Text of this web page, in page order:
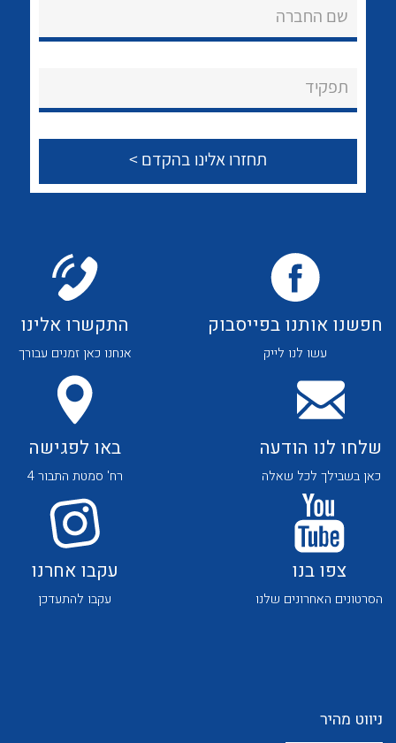
הצוות שלנו
About Ateka Ltd.
לכל מוצרי היצרן
לכל מוצרי היצרן לכל מוצרי היצרן
לכל מוצרי היצרן לכל מוצרי היצרן
לכל מוצרי היצרן לכל מוצרי היצרן
שם החברה
תפקיד
חפשנו אותנו בפייסבוק
עשו לנו לייק
התקשרו אלינו
אנחנו כאן זמנים עבורך
שלחו לנו הודעה
כאן בשבילך לכל שאלה
באו לפגישה
רח' סמטת התבור 4
צפו בנו
הסרטונים האחרונים שלנו
עקבו אחרנו
עקבו להתעדכן
ניווט מהיר